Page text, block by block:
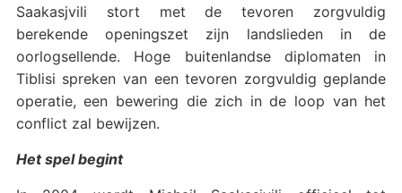
Saakasjvili stort met de tevoren zorgvuldig
berekende openingszet zijn landslieden in de
oorlogsellende. Hoge buitenlandse diplomaten in
Tiblisi spreken van een tevoren zorgvuldig geplande
operatie, een bewering die zich in de loop van het
conflict zal bewijzen.
Het spel begint